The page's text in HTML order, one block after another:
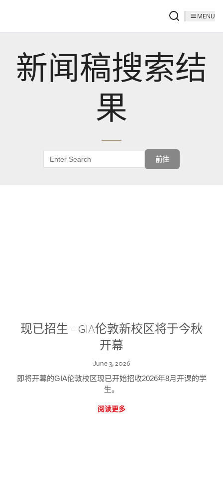
MENU
新闻稿搜索结
果
前往
现已招生 – GIA伦敦新校区将于今秋
开幕
June 3, 2026
即将开幕的GIA伦敦校区现已开始招收2026年8月开课的学
生。
阅读更多